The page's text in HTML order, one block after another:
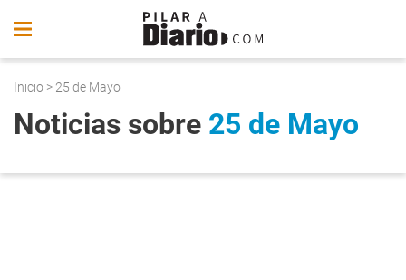
Inicio > 25 de Mayo
Noticias sobre 25 de Mayo